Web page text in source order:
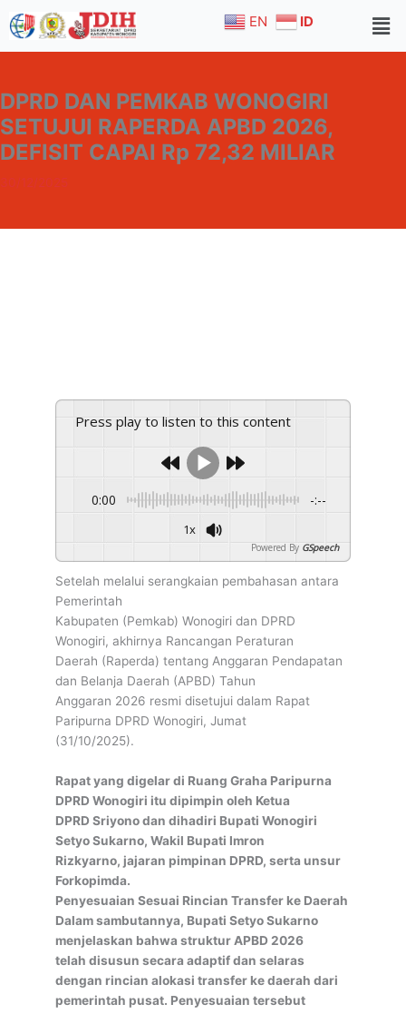
to
content
EN ID
DPRD DAN PEMKAB WONOGIRI
SETUJUI RAPERDA APBD 2026,
DEFISIT CAPAI Rp 72,32 MILIAR
30/12/2025
Home Berita
Artikel
DPRD DAN PEMKAB WONOGIRI SETUJUI RAPERDA APBD
Press play to listen to this content
0:00 -:--
1x
Powered By GSpeech
Setelah melalui serangkaian pembahasan antara
Pemerintah
Kabupaten (Pemkab) Wonogiri dan DPRD
Wonogiri, akhirnya Rancangan Peraturan
Daerah (Raperda) tentang Anggaran Pendapatan
dan Belanja Daerah (APBD) Tahun
Anggaran 2026 resmi disetujui dalam Rapat
Paripurna DPRD Wonogiri, Jumat
(31/10/2025).
Rapat yang digelar di Ruang Graha Paripurna
DPRD Wonogiri itu dipimpin oleh Ketua
DPRD Sriyono dan dihadiri Bupati Wonogiri
Setyo Sukarno, Wakil Bupati Imron
Rizkyarno, jajaran pimpinan DPRD, serta unsur
Forkopimda.
Penyesuaian Sesuai Rincian Transfer ke Daerah
Dalam sambutannya, Bupati Setyo Sukarno
menjelaskan bahwa struktur APBD 2026
telah disusun secara adaptif dan selaras
dengan rincian alokasi transfer ke daerah dari
pemerintah pusat. Penyesuaian tersebut